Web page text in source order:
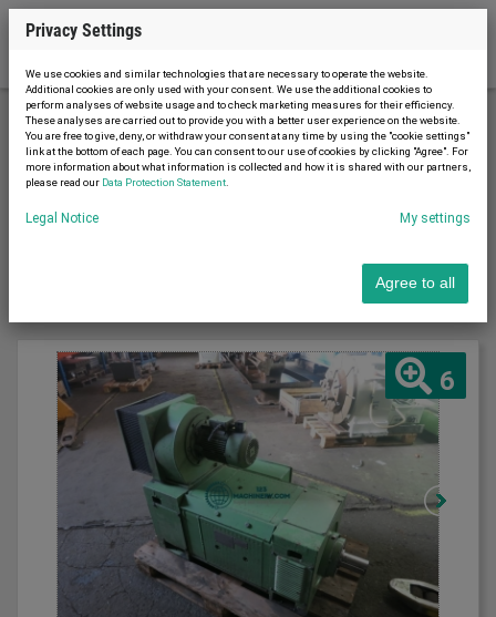
Power engineering Motors
6
Sort by
Privacy Settings
We use cookies and similar technologies that are necessary to operate the website.
Additional cookies are only used with your consent. We use the additional cookies to
perform analyses of website usage and to check marketing measures for their efficiency.
These analyses are carried out to provide you with a better user experience on the website.
You are free to give, deny, or withdraw your consent at any time by using the "cookie settings"
link at the bottom of each page. You can consent to our use of cookies by clicking "Agree". For
more information about what information is collected and how it is shared with our partners,
please read our Data Protection Statement
Legal Notice My settings
Agree to all